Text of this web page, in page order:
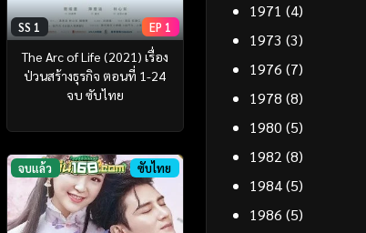
SS 1 EP 1
The Arc of Life (2021) เรื่อง
ป่วนสร้างธุรกิจ ตอนที่ 1-24
จบ ซับไทย
จบแล้ว ซับไทย
1971 (4)
1973 (3)
1976 (7)
1978 (8)
1980 (5)
1982 (8)
1984(5)
1986 (5)